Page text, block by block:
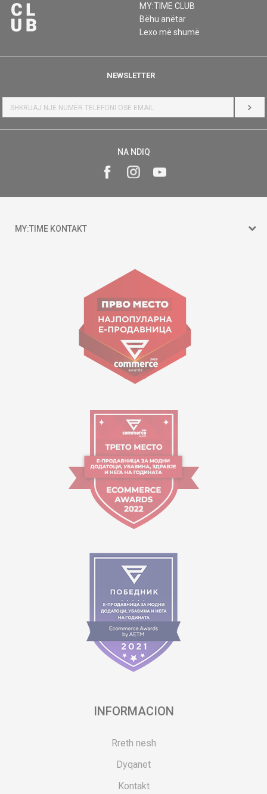
MY:TIME CLUB
Bëhu anëtar
Lexo më shumë
NEWSLETTER
HYR
NA NDIQ
MY:TIME KONTAKT
Goce Nikolovski 74 Shkup
contact@mytime.mk
Orari i punës:
09:00 - 17:00
INFORMACION
Rreth nesh
Dyqanet
Kontakt